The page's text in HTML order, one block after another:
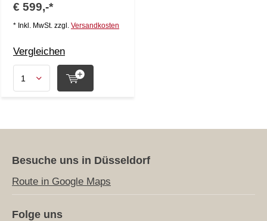
€ 599,-*
* Inkl. MwSt. zzgl. Versandkosten
Vergleichen
Besuche uns in Düsseldorf
Route in Google Maps
Folge uns